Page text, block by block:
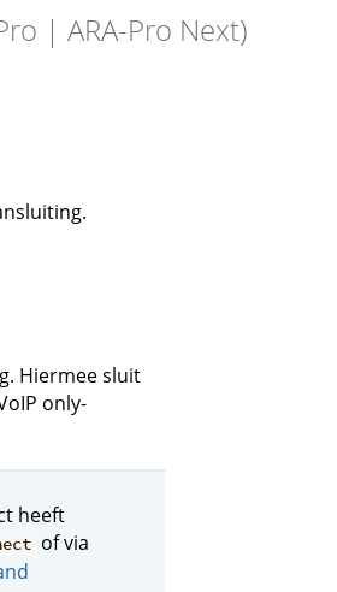
| ARA-Pro Next)
Hiermee sluit
only-
heeft
of via